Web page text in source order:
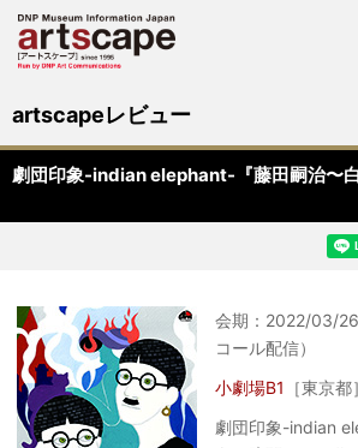
artscapeレビュー
劇団印象-indian elephant-『藤田嗣治〜白
会期：2022/03/
コール配信）
小劇場B1
［東京都］
劇団印象-indian
サイト内検索